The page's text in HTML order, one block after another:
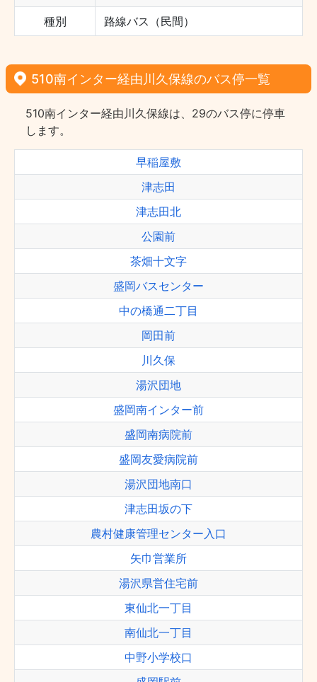
種別 路線バス（民間）
510南インター経由川久保線のバス停一覧
510南インター経由川久保線は、29のバス停に停車
します。
早稲屋敷
津志田
津志田北
公園前
茶畑十文字
盛岡バスセンター
中の橋通二丁目
岡田前
川久保
湯沢団地
盛岡南インター前
盛岡南病院前
盛岡友愛病院前
湯沢団地南口
津志田坂の下
農村健康管理センター入口
矢巾営業所
湯沢県営住宅前
東仙北一丁目
南仙北一丁目
中野小学校口